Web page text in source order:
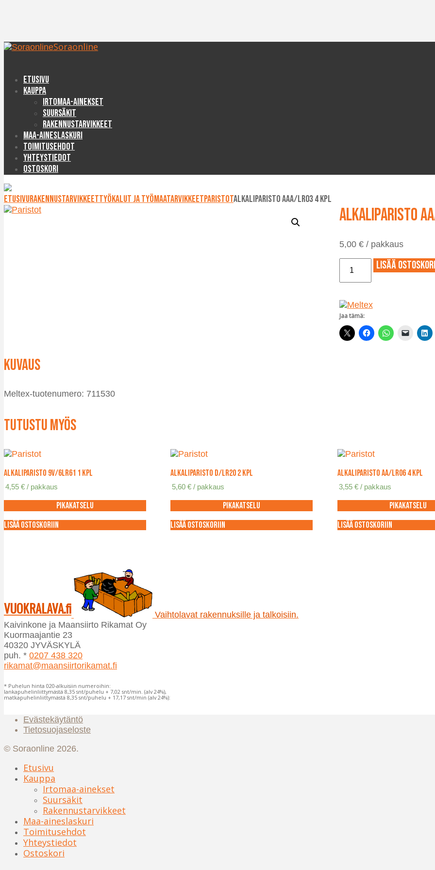
Soraonline
Etusivu
Kauppa
Irtomaa-ainekset
Suursäkit
Rakennustarvikkeet
Maa-aineslaskuri
Toimitusehdot
Yhteystiedot
Ostoskori
EtusivuRakennustarvikkeetTyökalut ja työmaatarvikkeetParistotAlkaliparisto AAA/LR03 4 kpl
Alkaliparisto
5,00 € / pakkaus
Alkaliparisto
AAA/LR03
4
määrä
Lisää
Jaa tämä:
Kuvaus
Meltex-tuotenumero: 711530
Tutustu myös
Alkaliparisto 9V/6LR61 1 kpl
4,55€ / pakkaus
Pikakatselu
Lisää ostoskoriin
Alkaliparisto D/LR20 2 kpl
5,60€ / pakkaus
Pikakatselu
Lisää ostoskoriin
Alkaliparisto AA/LR06 4 kpl
3,55 € / pakkaus
Pikakatselu
Lisää ostoskoriin
VUOKRALAVA.fi
Vaihtolavat rakennuksille ja talkoisiin.
Kaivinkone ja Maansiirto Rikamat Oy
Kuormaajantie 23
40320 JYVÄSKYLÄ
puh. * 0207 438 320
rikamat@maansiirtorikamat.fi
* Puhelun hinta 020-alkuisiin numeroihin:
lankapuhelinliittymästä 8,35 snt/puhelu + 7,02 snt/min. (alv 24%),
matkapuhelinliittymästä 8,35 snt/puhelu + 17,17 snt/min (alv 24%):
Evästekäytäntö
Tietosuojaseloste
© Soraonline 2026.
Etusivu
Kauppa
Irtomaa-ainekset
Suursäkit
Rakennustarvikkeet
Maa-aineslaskuri
Toimitusehdot
Yhteystiedot
Ostoskori